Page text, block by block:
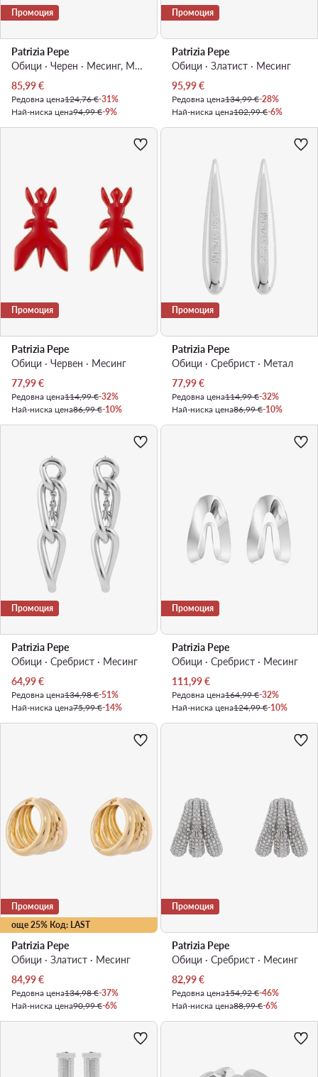
Промоция
Patrizia Pepe
Обици · Черен · Mесинг, Mетал
Актуална цена
85,99€
Редовна цена124,76 €-31%
Най-ниска цена94,99 €-9%
Промоция
Patrizia Pepe
Обици · Златист · Mесинг
Актуална цена
95,99€
Редовна цена134,99 €-28%
Най-ниска цена102,99 €-6%
Промоция
Patrizia Pepe
Обици · Червен · Mесинг
Актуална цена
77,99€
Редовна цена114,99 €-32%
Най-ниска цена86,99 €-10%
Промоция
Patrizia Pepe
Обици · Сребрист · Mетал
Актуална цена
77,99€
Редовна цена114,99 €-32%
Най-ниска цена86,99 €-10%
Промоция
Patrizia Pepe
Обици · Сребрист · Mесинг
Актуална цена
64,99€
Редовна цена134,98 €-51%
Най-ниска цена75,99 €-14%
Промоция
Patrizia Pepe
Обици · Сребрист · Mесинг
Актуална цена
111,99€
Редовна цена164,99 €-32%
Най-ниска цена124,99 €-10%
още 25% Код: LAST
Промоция
Patrizia Pepe
Обици · Златист · Mесинг
Актуална цена
84,99€
Редовна цена134,98 €-37%
Най-ниска цена90,99 €-6%
Промоция
Patrizia Pepe
Обици · Сребрист · Mесинг
Актуална цена
82,99€
Редовна цена154,92 €-46%
Най-ниска цена88,99 €-6%